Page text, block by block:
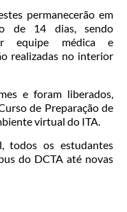
permanecerão em
de 14 dias, sendo
equipe médica e
realizadas no interior
e foram liberados,
de Preparação de
virtual do ITA.
todos os estudantes
do DCTA até novas